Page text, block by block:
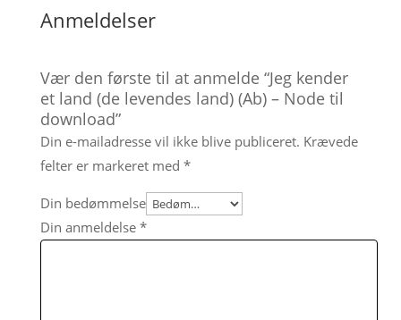
Anmeldelser
Vær den første til at anmelde “Jeg kender
et land (de levendes land) (Ab) – Node til
download”
Din e-mailadresse vil ikke blive publiceret. Krævede
felter er markeret med *
Din bedømmelse
Din anmeldelse *